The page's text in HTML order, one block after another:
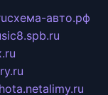
схема-авто.рф
alimy.ru